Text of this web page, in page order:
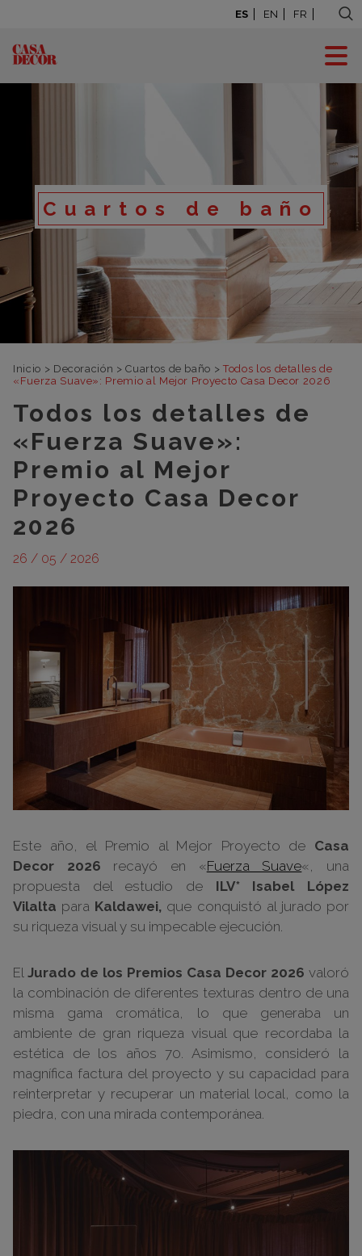
ES EN FR
Cuartos de baño
Inicio > Decoración >Cuartos de baño >Todos los detalles de
«Fuerza Suave»: Premio al Mejor Proyecto Casa Decor 2026
Todos los detalles de
«Fuerza Suave»:
Premio al Mejor
Proyecto Casa Decor
2026
26 / 05 / 2026
Este año, el Premio al Mejor Proyecto de Casa
Decor 2026 recayó en «Fuerza Suave«, una
propuesta del estudio de ILV* Isabel López
Vilalta para Kaldawei, que conquistó al jurado por
su riqueza visual y su impecable ejecución.
El Jurado de los Premios Casa Decor 2026 valoró
la combinación de diferentes texturas dentro de una
misma gama cromática, lo que generaba un
ambiente de gran riqueza visual que recordaba la
estética de los años 70. Asimismo, consideró la
magnífica factura del proyecto y su capacidad para
reinterpretar y recuperar un material local, como la
piedra, con una mirada contemporánea.